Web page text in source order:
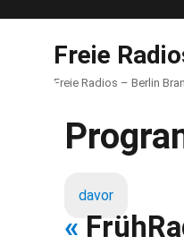
Freie
Freie Radios – Berlin
davor
«